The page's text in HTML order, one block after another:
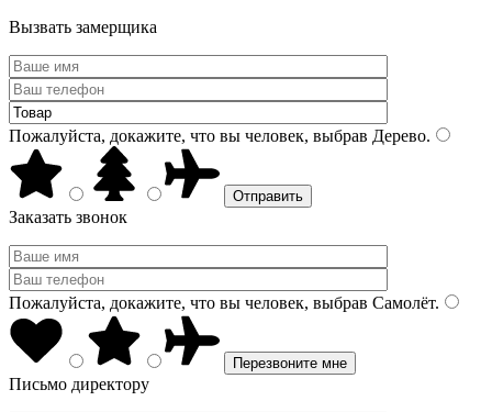
Вызвать замерщика
Пожалуйста, докажите, что вы человек, выбрав Дерево.
Заказать звонок
Пожалуйста, докажите, что вы человек, выбрав Самолёт.
Письмо директору